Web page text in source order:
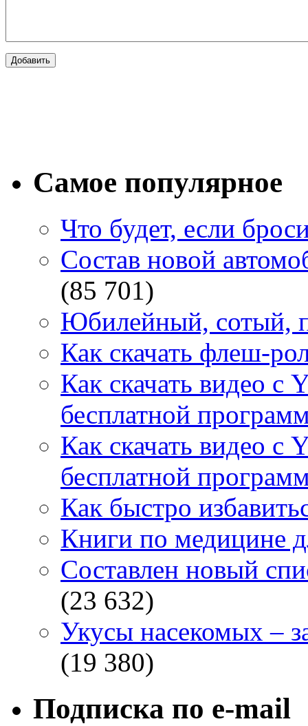
Самое популярное
Что будет, если
Состав новой
(85 701)
Юбилейный, сотый,
Как скачать флеш-
Как скачать видео с
бесплатной
Как скачать видео с
бесплатной
Как быстро
Книги по медицине
Составлен новый
(23 632)
Укусы насекомых –
(19 380)
Подписка по e-mail